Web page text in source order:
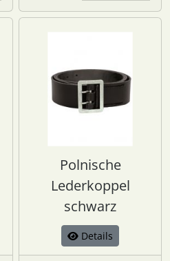
Polnische
Lederkoppel
schwarz
Details